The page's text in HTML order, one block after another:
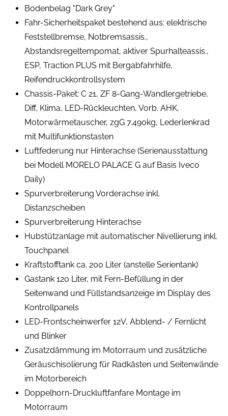
Bodenbelag "Dark Grey"
Fahr-Sicherheitspaket bestehend aus: elektrische
Feststellbremse, Notbremsassis.,
Abstandsregeltempomat, aktiver Spurhalteassis.,
ESP, Traction PLUS mit Bergabfahrhilfe,
Reifendruckkontrollsystem
Chassis-Paket: C 21, ZF 8-Gang-Wandlergetriebe,
Diff, Klima, LED-Rückleuchten, Vorb. AHK,
Motorwärmetauscher, zgG 7.490kg, Lederlenkrad
mit Multifunktionstasten
Luftfederung nur Hinterachse (Serienausstattung
bei Modell MORELO PALACE G auf Basis Iveco
Daily)
Spurverbreiterung Vorderachse inkl.
Distanzscheiben
Spurverbreiterung Hinterachse
Hubstützanlage mit automatischer Nivellierung inkl.
Touchpanel
Kraftstofftank ca. 200 Liter (anstelle Serientank)
Gastank 120 Liter, mit Fern-Befüllung in der
Seitenwand und Füllstandsanzeige im Display des
Kontrollpanels
LED-Frontscheinwerfer 12V, Abblend- / Fernlicht
und Blinker
Zusatzdämmung im Motorraum und zusätzliche
Geräuschisolierung für Radkästen und Seitenwände
im Motorbereich
Doppelhorn-Druckluftfanfare Montage im
Motorraum